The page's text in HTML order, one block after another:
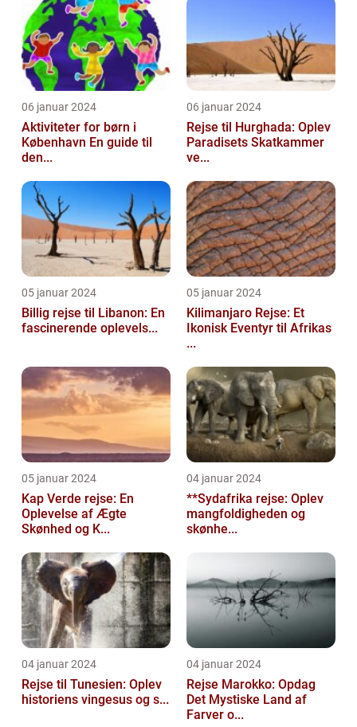
06 januar 2024
Aktiviteter for børn i
København En guide til
den...
06 januar 2024
Rejse til Hurghada: Oplev
Paradisets Skatkammer
ve...
05 januar 2024
Billig rejse til Libanon: En
fascinerende oplevels...
05 januar 2024
Kilimanjaro Rejse: Et
Ikonisk Eventyr til Afrikas
...
05 januar 2024
Kap Verde rejse: En
Oplevelse af Ægte
Skønhed og K...
04 januar 2024
**Sydafrika rejse: Oplev
mangfoldigheden og
skønhe...
04 januar 2024
Rejse til Tunesien: Oplev
historiens vingesus og s...
04 januar 2024
Rejse Marokko: Opdag
Det Mystiske Land af
Farver o...